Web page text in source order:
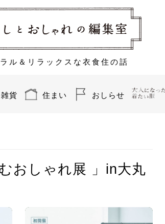
ル＆リラックスな衣食住の話
雑貨 住まい おしらせ
おしゃれ展 」in大丸